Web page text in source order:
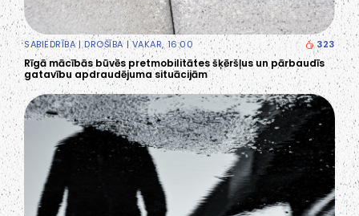
SABIEDRĪBA|DROŠĪBA | VAKAR, 16:00 323
Rīgā mācībās būvēs pretmobilitātes šķēršļus un pārbaudīs
gatavību apdraudējuma situācijām